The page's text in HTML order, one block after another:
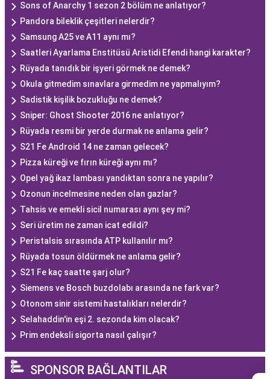
Sons of Anarchy 1 sezon 2 bölüm ne anlatıyor?
Pandora bileklik çeşitleri nelerdir?
Samsung A25 ve A11 aynı mı?
Saatleri Ayarlama Enstitüsü Aristidi Efendi hangi karakter?
Rüyada tanıdık bir işyeri görmek ne demek?
Okula gitmedim sınavlara girmedim ne yapmalıyım?
Sadistik kişilik bozukluğu ne demek?
Sniper: Ghost Shooter 2016 ne anlatıyor?
Rüyada resmi bir yerde durmak ne anlama gelir?
S21 Fe Android 14 ne zaman gelecek?
Pizza küreği ve fırın küreği aynı mı?
Opel yağ ikaz lambası yandıktan sonra ne yapılır?
Ozonun incelmesine neden olan gazlar?
Tahsis ve emekli sicil numarası aynı şey mi?
Seri üretim ne zaman icat edildi?
Peristalsis sırasında ATP kullanılır mı?
Rüyada tosun öldürmek ne anlama gelir?
S21 Fe kaç saatte şarj olur?
Siemens ve Bosch buzdolabı arasında ne fark var?
Otonom sinir sistemi hastalıkları nelerdir?
Selahaddin'in eşi 2. sezonda kim olacak?
Prim endeksli sigorta nasıl çalışır?
SPONSOR BAĞLANTILAR